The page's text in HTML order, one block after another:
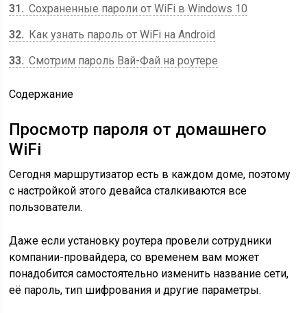
31
Сохраненные пароли от WiFi в Windows 10
32
Как узнать пароль от WiFi на Android
33 Смотрим пароль Вай-Фай на роутере
Содержание
Просмотр пароля от домашнего
WiFi
Сегодня маршрутизатор есть в каждом доме, поэтому
с настройкой этого девайса сталкиваются все
пользователи.
Даже если установку роутера провели сотрудники
компании-провайдера, со временем вам может
понадобится самостоятельно изменить название сети,
её пароль, тип шифрования и другие параметры.